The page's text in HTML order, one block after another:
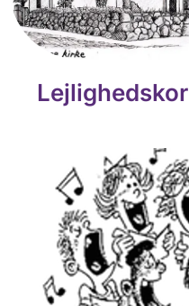
Lejlighedskor